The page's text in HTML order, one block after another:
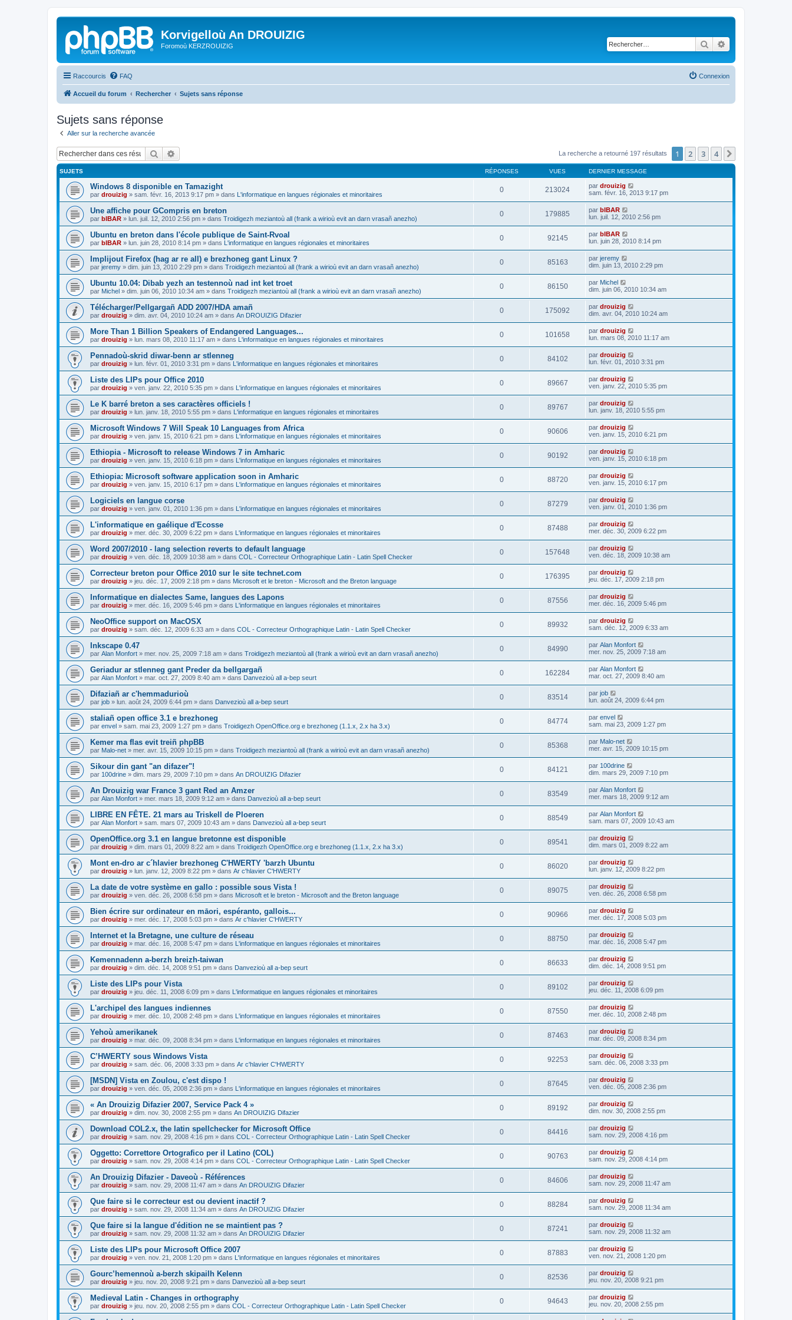
Korvigelloù An DROUIZIG
Foromoù KERZROUIZIG Rechercher
Raccourcis FAQ Connexion
Accueil du forum Rechercher Sujets sans réponse
Sujets sans réponse
Aller sur la recherche avancée
Rechercher La recherche a retourné 197 résultats 1 2 3 4
SUJETS RÉPONSES VUES DERNIER MESSAGE
Windows 8 disponible en Tamazight
par drouizig » sam. févr. 16, 2013 9:17 pm » dans L'informatique en langues régionales et minoritaires
0 213024 par drouizig
sam. févr. 16, 2013 9:17 pm
Une affiche pour GCompris en breton
par bIBAR » lun. juil. 12, 2010 2:56 pm » dans Troidigezh meziantoù all (frank a wirioù evit an darn vrasañ anezho)
0 179885 par bIBAR
lun. juil. 12, 2010 2:56 pm
Ubuntu en breton dans l'école publique de Saint-Rvoal
par bIBAR » lun. juin 28, 2010 8:14 pm » dans L'informatique en langues régionales et minoritaires
0 92145 par bIBAR
lun. juin 28, 2010 8:14 pm
Implijout Firefox (hag ar re all) e brezhoneg gant Linux ?
par jeremy » dim. juin 13, 2010 2:29 pm » dans Troidigezh meziantoù all (frank a wirioù evit an darn vrasañ anezho)
0 85163 par jeremy
dim. juin 13, 2010 2:29 pm
Ubuntu 10.04: Dibab yezh an testennoù nad int ket troet
par Michel » dim. juin 06, 2010 10:34 am » dans Troidigezh meziantoù all (frank a wirioù evit an darn vrasañ anezho)
0 86150 par Michel
dim. juin 06, 2010 10:34 am
Télécharger/Pellgargañ ADD 2007/HDA amañ
par drouizig » dim. avr. 04, 2010 10:24 am » dans An DROUIZIG Difazier
0 175092 par drouizig
dim. avr. 04, 2010 10:24 am
More Than 1 Billion Speakers of Endangered Languages...
par drouizig » lun. mars 08, 2010 11:17 am » dans L'informatique en langues régionales et minoritaires
0 101658 par drouizig
lun. mars 08, 2010 11:17 am
Pennadoù-skrid diwar-benn ar stlenneg
par drouizig » lun. févr. 01, 2010 3:31 pm » dans L'informatique en langues régionales et minoritaires
0 84102 par drouizig
lun. févr. 01, 2010 3:31 pm
Liste des LIPs pour Office 2010
par drouizig » ven. janv. 22, 2010 5:35 pm » dans L'informatique en langues régionales et minoritaires
0 89667 par drouizig
ven. janv. 22, 2010 5:35 pm
Le K barré breton a ses caractères officiels !
par drouizig » lun. janv. 18, 2010 5:55 pm » dans L'informatique en langues régionales et minoritaires
0 89767 par drouizig
lun. janv. 18, 2010 5:55 pm
Microsoft Windows 7 Will Speak 10 Languages from Africa
par drouizig » ven. janv. 15, 2010 6:21 pm » dans L'informatique en langues régionales et minoritaires
0 90606 par drouizig
ven. janv. 15, 2010 6:21 pm
Ethiopia - Microsoft to release Windows 7 in Amharic
par drouizig » ven. janv. 15, 2010 6:18 pm » dans L'informatique en langues régionales et minoritaires
0 90192 par drouizig
ven. janv. 15, 2010 6:18 pm
Ethiopia: Microsoft software application soon in Amharic
par drouizig » ven. janv. 15, 2010 6:17 pm » dans L'informatique en langues régionales et minoritaires
0 88720 par drouizig
ven. janv. 15, 2010 6:17 pm
Logiciels en langue corse
par drouizig » ven. janv. 01, 2010 1:36 pm » dans L'informatique en langues régionales et minoritaires
0 87279 par drouizig
ven. janv. 01, 2010 1:36 pm
L'informatique en gaélique d'Ecosse
par drouizig » mer. déc. 30, 2009 6:22 pm » dans L'informatique en langues régionales et minoritaires
0 87488 par drouizig
mer. déc. 30, 2009 6:22 pm
Word 2007/2010 - lang selection reverts to default language
par drouizig » ven. déc. 18, 2009 10:38 am » dans COL - Correcteur Orthographique Latin - Latin Spell Checker
0 157648 par drouizig
ven. déc. 18, 2009 10:38 am
Correcteur breton pour Office 2010 sur le site technet.com
par drouizig » jeu. déc. 17, 2009 2:18 pm » dans Microsoft et le breton - Microsoft and the Breton language
0 176395 par drouizig
jeu. déc. 17, 2009 2:18 pm
Informatique en dialectes Same, langues des Lapons
par drouizig » mer. déc. 16, 2009 5:46 pm » dans L'informatique en langues régionales et minoritaires
0 87556 par drouizig
mer. déc. 16, 2009 5:46 pm
NeoOffice support on MacOSX
par drouizig » sam. déc. 12, 2009 6:33 am » dans COL - Correcteur Orthographique Latin - Latin Spell Checker
0 89932 par drouizig
sam. déc. 12, 2009 6:33 am
Inkscape 0.47
par Alan Monfort » mer. nov. 25, 2009 7:18 am » dans Troidigezh meziantoù all (frank a wirioù evit an darn vrasañ anezho)
0 84990 par Alan Monfort
mer. nov. 25, 2009 7:18 am
Geriadur ar stlenneg gant Preder da bellgargañ
par Alan Monfort » mar. oct. 27, 2009 8:40 am » dans Danvezioù all a-bep seurt
0 162284 par Alan Monfort
mar. oct. 27, 2009 8:40 am
Difaziañ ar c'hemmadurioù
par job » lun. août 24, 2009 6:44 pm » dans Danvezioù all a-bep seurt
0 83514 par job
lun. août 24, 2009 6:44 pm
staliañ open office 3.1 e brezhoneg
par envel » sam. mai 23, 2009 1:27 pm » dans Troidigezh OpenOffice.org e brezhoneg (1.1.x, 2.x ha 3.x)
0 84774 par envel
sam. mai 23, 2009 1:27 pm
Kemer ma flas evit treiñ phpBB
par Malo-net » mer. avr. 15, 2009 10:15 pm » dans Troidigezh meziantoù all (frank a wirioù evit an darn vrasañ anezho)
0 85368 par Malo-net
mer. avr. 15, 2009 10:15 pm
Sikour din gant "an difazer"!
par 100drine » dim. mars 29, 2009 7:10 pm » dans An DROUIZIG Difazier
0 84121 par 100drine
dim. mars 29, 2009 7:10 pm
An Drouizig war France 3 gant Red an Amzer
par Alan Monfort » mer. mars 18, 2009 9:12 am » dans Danvezioù all a-bep seurt
0 83549 par Alan Monfort
mer. mars 18, 2009 9:12 am
LIBRE EN FÊTE. 21 mars au Triskell de Ploeren
par Alan Monfort » sam. mars 07, 2009 10:43 am » dans Danvezioù all a-bep seurt
0 88549 par Alan Monfort
sam. mars 07, 2009 10:43 am
OpenOffice.org 3.1 en langue bretonne est disponible
par drouizig » dim. mars 01, 2009 8:22 am » dans Troidigezh OpenOffice.org e brezhoneg (1.1.x, 2.x ha 3.x)
0 89541 par drouizig
dim. mars 01, 2009 8:22 am
Mont en-dro ar c´hlavier brezhoneg C'HWERTY 'barzh Ubuntu
par drouizig » lun. janv. 12, 2009 8:22 pm » dans Ar c'hlavier C'HWERTY
0 86020 par drouizig
lun. janv. 12, 2009 8:22 pm
La date de votre système en gallo : possible sous Vista !
par drouizig » ven. déc. 26, 2008 6:58 pm » dans Microsoft et le breton - Microsoft and the Breton language
0 89075 par drouizig
ven. déc. 26, 2008 6:58 pm
Bien écrire sur ordinateur en māori, espéranto, gallois...
par drouizig » mer. déc. 17, 2008 5:03 pm » dans Ar c'hlavier C'HWERTY
0 90966 par drouizig
mer. déc. 17, 2008 5:03 pm
Internet et la Bretagne, une culture de réseau
par drouizig » mar. déc. 16, 2008 5:47 pm » dans L'informatique en langues régionales et minoritaires
0 88750 par drouizig
mar. déc. 16, 2008 5:47 pm
Kemennadenn a-berzh breizh-taiwan
par drouizig » dim. déc. 14, 2008 9:51 pm » dans Danvezioù all a-bep seurt
0 86633 par drouizig
dim. déc. 14, 2008 9:51 pm
Liste des LIPs pour Vista
par drouizig » jeu. déc. 11, 2008 6:09 pm » dans L'informatique en langues régionales et minoritaires
0 89102 par drouizig
jeu. déc. 11, 2008 6:09 pm
L'archipel des langues indiennes
par drouizig » mer. déc. 10, 2008 2:48 pm » dans L'informatique en langues régionales et minoritaires
0 87550 par drouizig
mer. déc. 10, 2008 2:48 pm
Yehoù amerikanek
par drouizig » mar. déc. 09, 2008 8:34 pm » dans L'informatique en langues régionales et minoritaires
0 87463 par drouizig
mar. déc. 09, 2008 8:34 pm
C’HWERTY sous Windows Vista
par drouizig » sam. déc. 06, 2008 3:33 pm » dans Ar c'hlavier C'HWERTY
0 92253 par drouizig
sam. déc. 06, 2008 3:33 pm
[MSDN] Vista en Zoulou, c'est dispo !
par drouizig » ven. déc. 05, 2008 2:36 pm » dans L'informatique en langues régionales et minoritaires
0 87645 par drouizig
ven. déc. 05, 2008 2:36 pm
« An Drouizig Difazier 2007, Service Pack 4 »
par drouizig » dim. nov. 30, 2008 2:55 pm » dans An DROUIZIG Difazier
0 89192 par drouizig
dim. nov. 30, 2008 2:55 pm
Download COL2.x, the latin spellchecker for Microsoft Office
par drouizig » sam. nov. 29, 2008 4:16 pm » dans COL - Correcteur Orthographique Latin - Latin Spell Checker
0 84416 par drouizig
sam. nov. 29, 2008 4:16 pm
Oggetto: Correttore Ortografico per il Latino (COL)
par drouizig » sam. nov. 29, 2008 4:14 pm » dans COL - Correcteur Orthographique Latin - Latin Spell Checker
0 90763 par drouizig
sam. nov. 29, 2008 4:14 pm
An Drouizig Difazier - Daveoù - Références
par drouizig » sam. nov. 29, 2008 11:47 am » dans An DROUIZIG Difazier
0 84606 par drouizig
sam. nov. 29, 2008 11:47 am
Que faire si le correcteur est ou devient inactif ?
par drouizig » sam. nov. 29, 2008 11:34 am » dans An DROUIZIG Difazier
0 88284 par drouizig
sam. nov. 29, 2008 11:34 am
Que faire si la langue d'édition ne se maintient pas ?
par drouizig » sam. nov. 29, 2008 11:32 am » dans An DROUIZIG Difazier
0 87241 par drouizig
sam. nov. 29, 2008 11:32 am
Liste des LIPs pour Microsoft Office 2007
par drouizig » ven. nov. 21, 2008 1:20 pm » dans L'informatique en langues régionales et minoritaires
0 87883 par drouizig
ven. nov. 21, 2008 1:20 pm
Gourc’hemennoù a-berzh skipailh Kelenn
par drouizig » jeu. nov. 20, 2008 9:21 pm » dans Danvezioù all a-bep seurt
0 82536 par drouizig
jeu. nov. 20, 2008 9:21 pm
Medieval Latin - Changes in orthography
par drouizig » jeu. nov. 20, 2008 2:55 pm » dans COL - Correcteur Orthographique Latin - Latin Spell Checker
0 94643 par drouizig
jeu. nov. 20, 2008 2:55 pm